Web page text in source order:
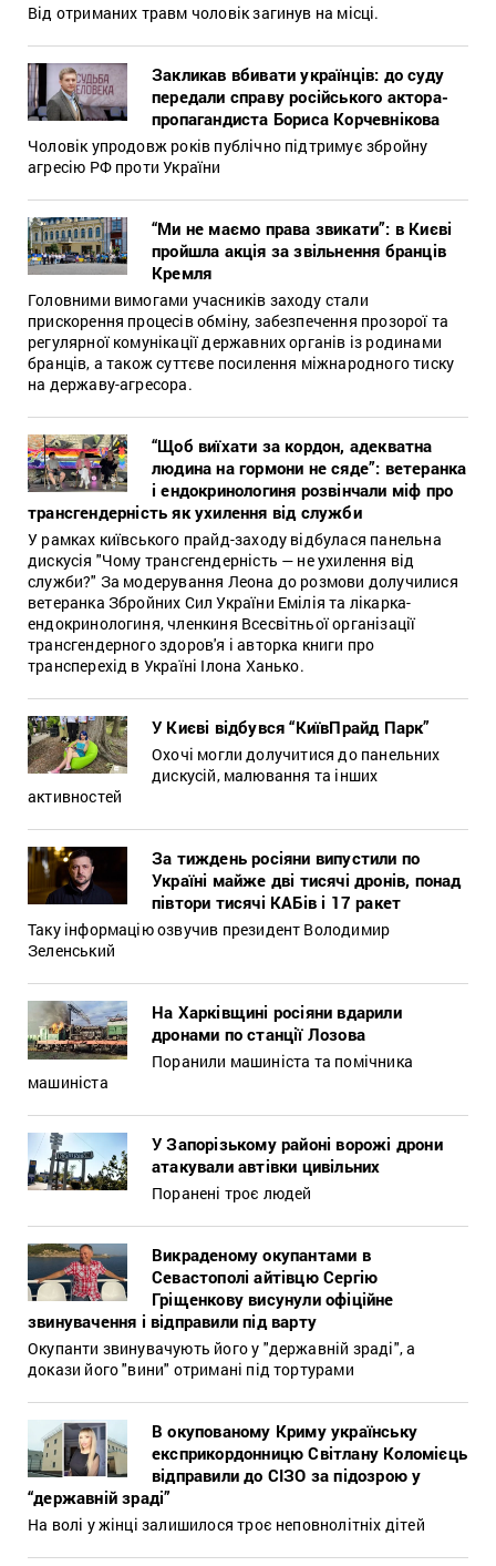
Від отриманих травм чоловік загинув на місці.
Закликав вбивати українців: до суду
передали справу російського актора-
пропагандиста Бориса Корчевнікова
Чоловік упродовж років публічно підтримує збройну
агресію РФ проти України
“Ми не маємо права звикати”: в Києві
пройшла акція за звільнення бранців
Кремля
Головними вимогами учасників заходу стали
прискорення процесів обміну, забезпечення прозорої та
регулярної комунікації державних органів із родинами
бранців, а також суттєве посилення міжнародного тиску
на державу-агресора.
“Щоб виїхати за кордон, адекватна
людина на гормони не сяде”: ветеранка
і ендокринологиня розвінчали міф про
трансгендерність як ухилення від служби
У рамках київського прайд-заходу відбулася панельна
дискусія "Чому трансгендерність — не ухилення від
служби?" За модерування Леона до розмови долучилися
ветеранка Збройних Сил України Емілія та лікарка-
ендокринологиня, членкиня Всесвітньої організації
трансгендерного здоров'я і авторка книги про
трансперехід в Україні Ілона Ханько.
У Києві відбувся “КиївПрайд Парк”
Охочі могли долучитися до панельних
дискусій, малювання та інших
активностей
За тиждень росіяни випустили по
Україні майже дві тисячі дронів, понад
півтори тисячі КАБів і 17 ракет
Таку інформацію озвучив президент Володимир
Зеленський
На Харківщині росіяни вдарили
дронами по станції Лозова
Поранили машиніста та помічника
машиніста
У Запорізькому районі ворожі дрони
атакували автівки цивільних
Поранені троє людей
Викраденому окупантами в
Севастополі айтівцю Сергію
Гріщенкову висунули офіційне
звинувачення і відправили під варту
Окупанти звинувачують його у "державній зраді", а
докази його "вини" отримані під тортурами
В окупованому Криму українську
експрикордонницю Світлану Коломієць
відправили до СІЗО за підозрою у
“державній зраді”
На волі у жінці залишилося троє неповнолітніх дітей